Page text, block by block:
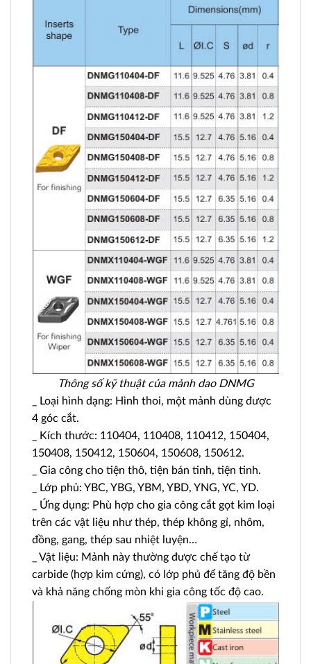
Thông số kỹ thuật của mảnh dao DNMG
_ Loại hình dạng: Hình thoi, một mảnh dùng được
4 góc cắt.
_ Kích thước: 110404, 110408, 110412, 150404,
150408, 150412, 150604, 150608, 150612.
_ Gia công cho tiện thô, tiện bán tinh, tiện tinh.
_ Lớp phủ: YBC, YBG, YBM, YBD, YNG, YC, YD.
_ Ứng dụng: Phù hợp cho gia công cắt gọt kim loại
trên các vật liệu như thép, thép không gỉ, nhôm,
đồng, gang, thép sau nhiệt luyện…
_ Vật liệu: Mảnh này thường được chế tạo từ
carbide (hợp kim cứng), có lớp phủ để tăng độ bền
và khả năng chống mòn khi gia công tốc độ cao.